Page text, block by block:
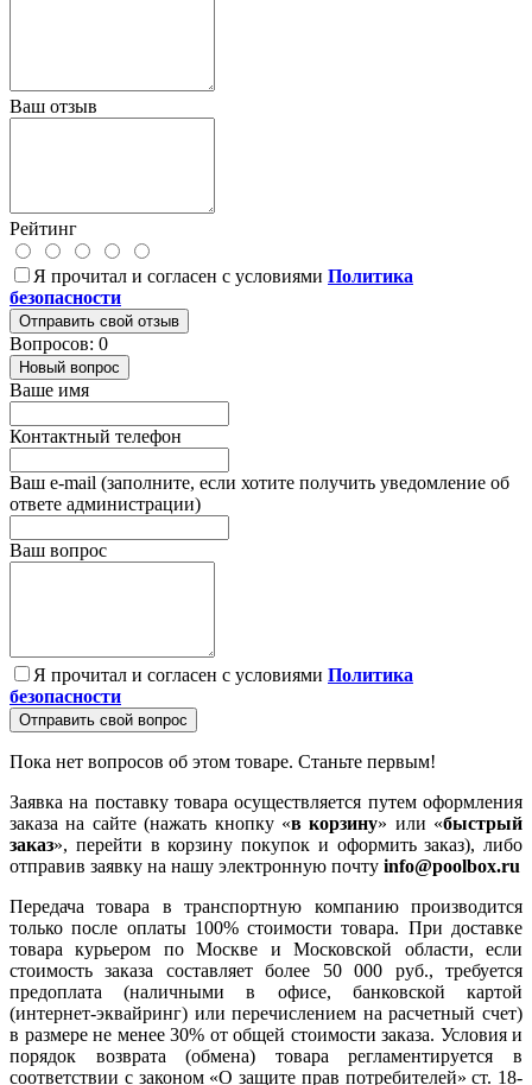
Ваш отзыв
Рейтинг
Я прочитал и согласен с условиями Политика
безопасности
Отправить свой отзыв
Вопросов: 0
Новый вопрос
Ваше имя
Контактный телефон
Ваш e-mail (заполните, если хотите получить уведомление об
ответе администрации)
Ваш вопрос
Я прочитал и согласен с условиями Политика
безопасности
Отправить свой вопрос
Пока нет вопросов об этом товаре. Станьте первым!
Заявка на поставку товара осуществляется путем оформления
заказа на сайте (нажать кнопку «в корзину» или «быстрый
заказ», перейти в корзину покупок и оформить заказ), либо
отправив заявку на нашу электронную почту info@poolbox.ru
Передача товара в транспортную компанию производится
только после оплаты 100% стоимости товара. При доставке
товара курьером по Москве и Московской области, если
стоимость заказа составляет более 50 000 руб., требуется
предоплата (наличными в офисе, банковской картой
(интернет-эквайринг) или перечислением на расчетный счет)
в размере не менее 30% от общей стоимости заказа. Условия и
порядок возврата (обмена) товара регламентируется в
соответствии с законом «О защите прав потребителей» ст. 18-